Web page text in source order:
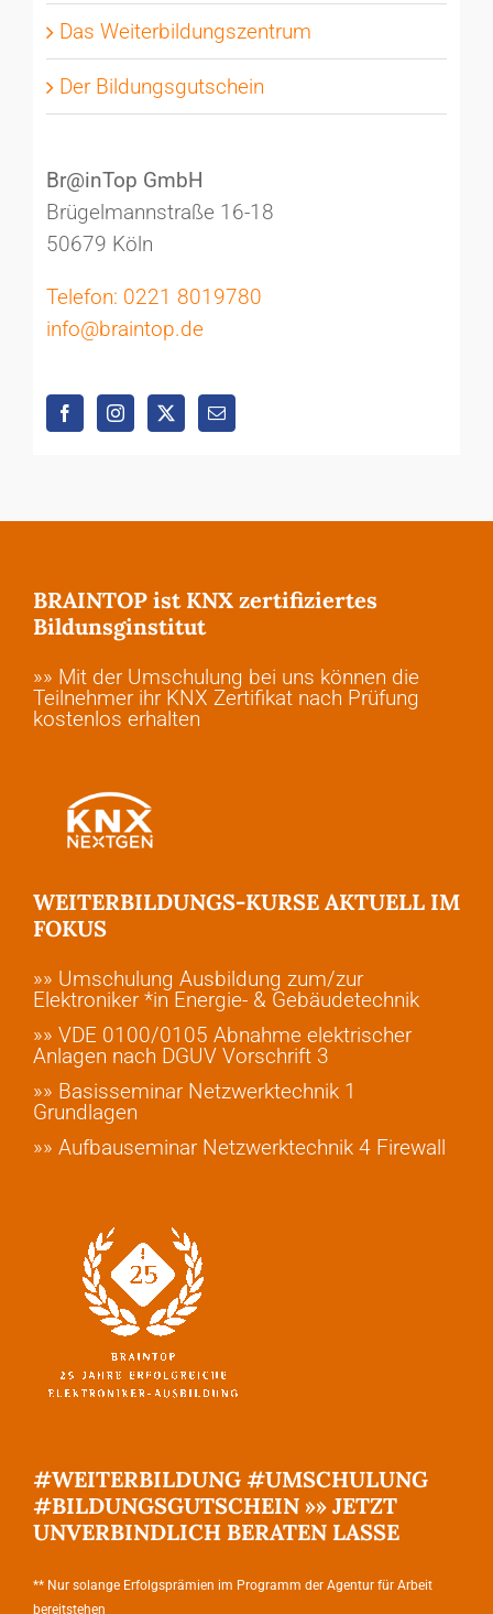
Das Weiterbildungszentrum
Der Bildungsgutschein
Br@inTop GmbH
Brügelmannstraße 16-18
50679 Köln
Telefon: 0221 8019780
info@braintop.de
BRAINTOP ist KNX zertifiziertes
Bildunsginstitut
»» Mit der Umschulung bei uns können die
Teilnehmer ihr KNX Zertifikat nach Prüfung
kostenlos erhalten
WEITERBILDUNGS-KURSE AKTUELL IM
FOKUS
»» Umschulung Ausbildung zum/zur
Elektroniker *in Energie- & Gebäudetechnik
»» VDE 0100/0105 Abnahme elektrischer
Anlagen nach DGUV Vorschrift 3
»» Basisseminar Netzwerktechnik 1
Grundlagen
»» Aufbauseminar Netzwerktechnik 4 Firewall
#WEITERBILDUNG #UMSCHULUNG
#BILDUNGSGUTSCHEIN »» JETZT
UNVERBINDLICH BERATEN LASSE
** Nur solange Erfolgsprämien im Programm der Agentur für Arbeit
bereitstehen